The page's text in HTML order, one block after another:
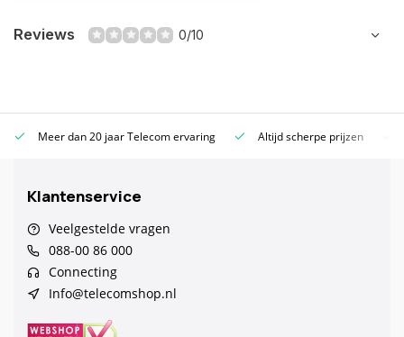
Reviews 0/10
Meer dan 20 jaar Telecom ervaring Altijd scherpe prijzen
Klantenservice
Veelgestelde vragen
088-00 86 000
Connecting
Info@telecomshop.nl